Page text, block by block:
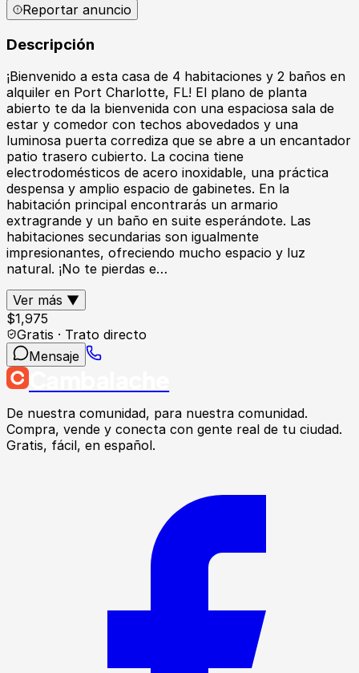
Reportar anuncio
Descripción
¡Bienvenido a esta casa de 4 habitaciones y 2 baños en
alquiler en Port Charlotte, FL! El plano de planta
abierto te da la bienvenida con una espaciosa sala de
estar y comedor con techos abovedados y una
luminosa puerta corrediza que se abre a un encantador
patio trasero cubierto. La cocina tiene
electrodomésticos de acero inoxidable, una práctica
despensa y amplio espacio de gabinetes. En la
habitación principal encontrarás un armario
extragrande y un baño en suite esperándote. Las
habitaciones secundarias son igualmente
impresionantes, ofreciendo mucho espacio y luz
natural. ¡No te pierdas e…
Ver más ▼
$1,975
Gratis · Trato directo
Mensaje
De nuestra comunidad, para nuestra comunidad.
Compra, vende y conecta con gente real de tu ciudad.
Gratis, fácil, en español.